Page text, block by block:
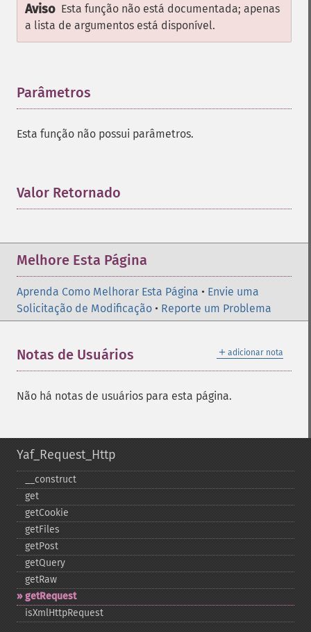
Aviso Esta função não está documentada; apenas
a lista de argumentos está disponível.
Parâmetros
Esta função não possui parâmetros.
Valor Retornado
Melhore Esta Página
Aprenda Como Melhorar Esta Página • Envie uma
Solicitação de Modificação • Reporte um Problema
＋ adicionar nota
Notas de Usuários
Não há notas de usuários para esta página.
Yaf_Request_Http
_​_​construct
get
getCookie
getFiles
getPost
getQuery
getRaw
getRequest
isXmlHttpRequest